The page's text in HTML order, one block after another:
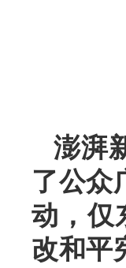
澎湃
了公众
动，仅
改和平